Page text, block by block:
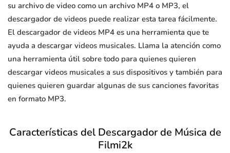
su archivo de video como un archivo MP4 o MP3, el
descargador de videos puede realizar esta tarea fácilmente.
El descargador de videos MP4 es una herramienta que te
ayuda a descargar videos musicales. Llama la atención como
una herramienta útil sobre todo para quienes quieren
descargar videos musicales a sus dispositivos y también para
quienes quieren guardar algunas de sus canciones favoritas
en formato MP3.
Características del Descargador de Música de
Filmi2k